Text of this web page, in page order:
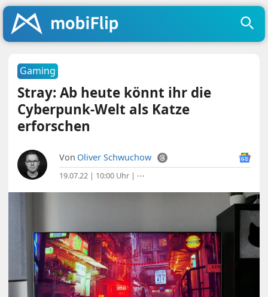
Gaming
Stray: Ab heute könnt ihr die
Cyberpunk-Welt als Katze
erforschen
Von Oliver Schwuchow
19.07.22 | 10:00 Uhr | ⋯